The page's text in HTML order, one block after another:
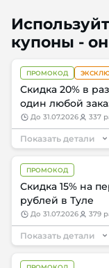
купоны -
ПРОМОКОД
Скидка 20% в
один любой
до 31.07.2026 337
Показать детали
ПРОМОКОД
Скидка 15% на
рублей в Туле
до 31.07.2026 379
Показать детали